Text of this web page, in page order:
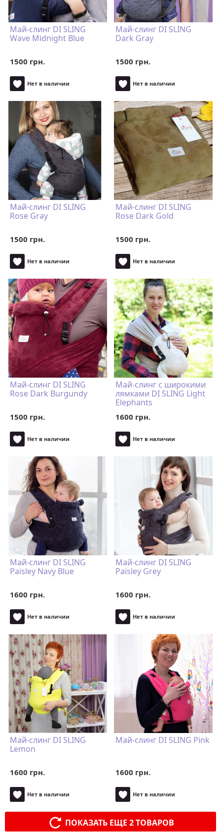
Май-слинг DI SLING
Wave Midnight Blue
1500 грн.
Нет в наличии
Май-слинг DI SLING
Dark Gray
1500 грн.
Нет в наличии
Май-слинг DI SLING
Rose Gray
1500 грн.
Нет в наличии
Май-слинг DI SLING
Rose Dark Gold
1500 грн.
Нет в наличии
Май-слинг DI SLING
Rose Dark Burgundy
1500 грн.
Нет в наличии
Май-слинг с широкими
лямками DI SLING Light
Elephants
1600 грн.
Нет в наличии
Май-слинг DI SLING
Paisley Navy Blue
1600 грн.
Нет в наличии
Май-слинг DI SLING
Paisley Grey
1600 грн.
Нет в наличии
Май-слинг DI SLING
Lemon
1600 грн.
Нет в наличии
Май-слинг DI SLING Pink
1600 грн.
Нет в наличии
ПОКАЗАТЬ ЕЩЕ 2 ТОВАРОВ